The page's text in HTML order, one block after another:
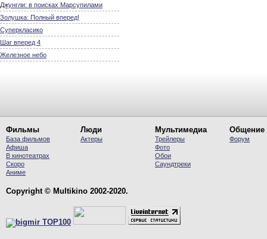
Джунгли: в поисках Марсупилами
Золушка: Полный вперед!
Суперкласико
Шаг вперед 4
Железное небо
Фильмы
База фильмов
Афиша
В кинотеатрах
Скоро
Аниме
Люди
Актеры
Мультимедиа
Трейлеры
Фото
Обои
Саундтреки
Общение
Форум
Copyright © Multikino 2002-2020.